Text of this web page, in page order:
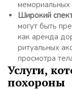
мемориальных
Широкий
могут быть
как аренда
ритуальных
просмотра
Услуги,
похороны